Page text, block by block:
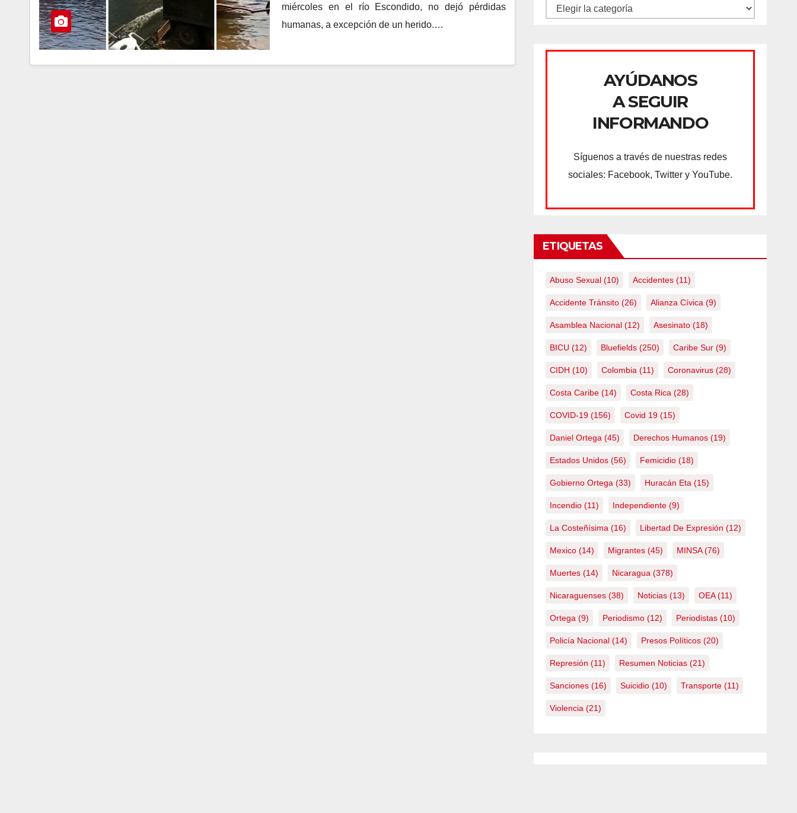
miércoles en el río Escondido, no dejó pérdidas
humanas, a excepción de un herido.…
CATEGORÍAS
AYÚDANOS
A SEGUIR
INFORMANDO
Síguenos a través de nuestras redes
sociales: Facebook, Twitter y YouTube.
ETIQUETAS
Abuso Sexual (10) Accidentes (11)
Accidente Tránsito (26) Alianza Cívica (9)
Asamblea Nacional (12) Asesinato (18)
BICU (12) Bluefields (250) Caribe Sur (9)
CIDH (10) Colombia (11) Coronavirus (28)
Costa Caribe (14) Costa Rica (28)
COVID-19 (156) Covid 19 (15)
Daniel Ortega (45) Derechos Humanos (19)
Estados Unidos (56) Femicidio (18)
Gobierno Ortega (33) Huracán Eta (15)
Incendio (11) Independiente (9)
La Costeñísima (16) Libertad De Expresión (12)
Mexico (14) Migrantes (45) MINSA(76)
Muertes (14) Nicaragua (378)
Nicaraguenses (38) Noticias (13) OEA(11)
Ortega (9) Periodismo (12) Periodistas (10)
Policía Nacional (14) Presos Políticos (20)
Represión (11) Resumen Noticias (21)
Sanciones (16) Suicidio (10) Transporte (11)
Violencia (21)